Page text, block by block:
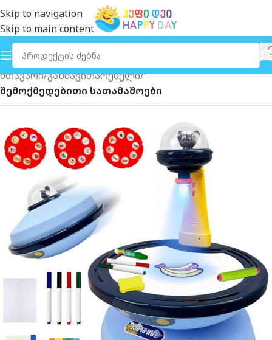
Skip to navigation
Skip to main content
მთავარი განმავითარებელი
შემოქმედებითი სათამაშოები